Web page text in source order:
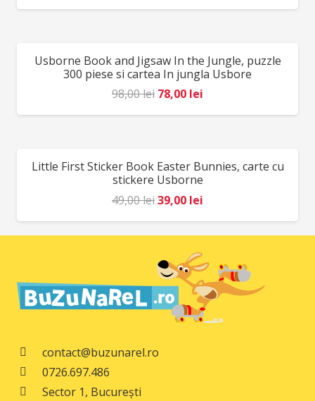
inițial
64,00 lei.
curent
REDUCERI!
Usborne Book and Jigsaw In the Jungle, puzzle
300 piese si cartea In jungla Usbore
98,00lei Prețul
inițial
98,00 lei.
78,00 lei
curent
REDUCERI!
Little First Sticker Book Easter Bunnies, carte cu
stickere Usborne
49,00leiPrețul
inițial
a
fost:
49,00 lei.
39,00 lei
curent
este:
39,00 lei.
contact@buzunarel.ro
0726.697.486
Sector 1, București